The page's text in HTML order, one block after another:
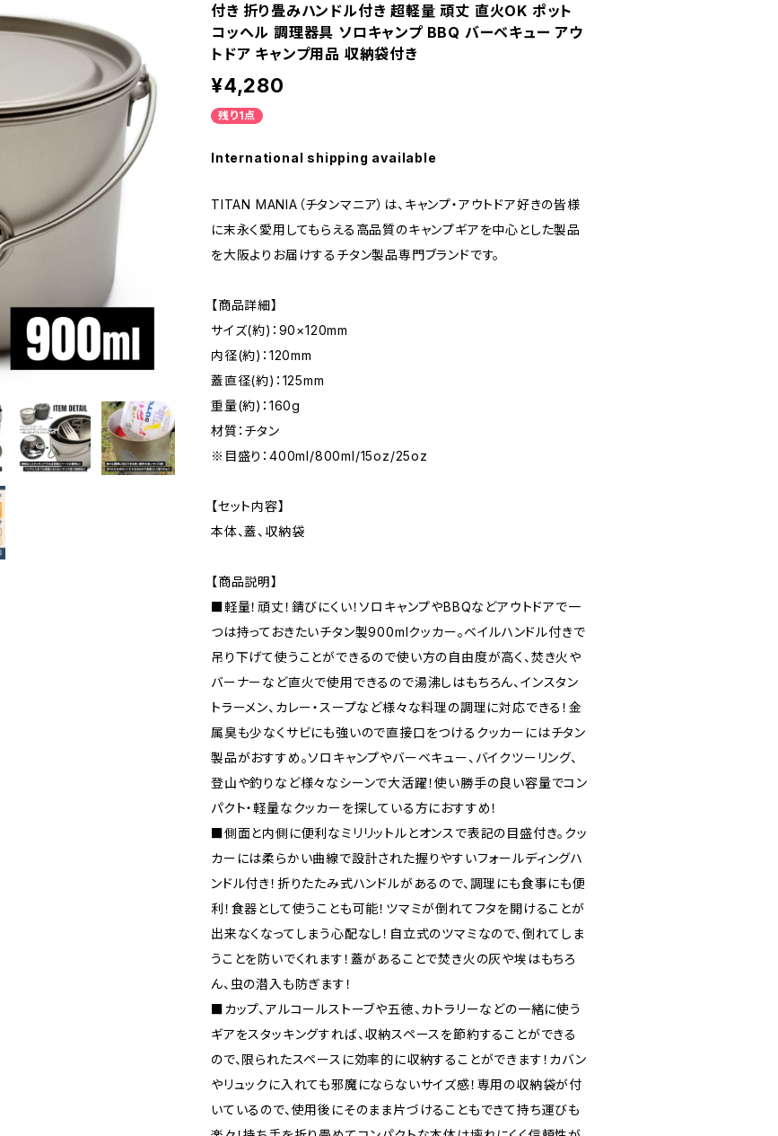
付き 折り畳みハンドル付き 超軽量 頑丈 直火OK ポット
コッヘル 調理器具 ソロキャンプ BBQ バーベキュー アウ
トドア キャンプ用品 収納袋付き
¥4,280
残り1点
International shipping available
TITAN MANIA（チタンマニア）は、キャンプ・アウトドア好きの皆様
に末永く愛用してもらえる高品質のキャンプギアを中心とした製品
を大阪よりお届けするチタン製品専門ブランドです。
【商品詳細】
サイズ(約)：90×120mm
内径(約)：120mm
蓋直径(約)：125mm
重量(約)：160g
材質：チタン
※目盛り：400ml/800ml/15oz/25oz
【セット内容】
本体、蓋、収納袋
【商品説明】
■軽量！頑丈！錆びにくい！ソロキャンプやBBQなどアウトドアで一
つは持っておきたいチタン製900mlクッカー。ベイルハンドル付きで
吊り下げて使うことができるので使い方の自由度が高く、焚き火や
バーナーなど直火で使用できるので湯沸しはもちろん、インスタン
トラーメン、カレー・スープなど様々な料理の調理に対応できる！金
属臭も少なくサビにも強いので直接口をつけるクッカーにはチタン
製品がおすすめ。ソロキャンプやバーベキュー、バイクツーリング、
登山や釣りなど様々なシーンで大活躍！使い勝手の良い容量でコン
パクト・軽量なクッカーを探している方におすすめ！
■側面と内側に便利なミリリットルとオンスで表記の目盛付き。クッ
カーには柔らかい曲線で設計された握りやすいフォールディングハ
ンドル付き！折りたたみ式ハンドルがあるので、調理にも食事にも便
利！食器として使うことも可能！ツマミが倒れてフタを開けることが
出来なくなってしまう心配なし！自立式のツマミなので、倒れてしま
うことを防いでくれます！蓋があることで焚き火の灰や埃はもちろ
ん、虫の潜入も防ぎます！
■カップ、アルコールストーブや五徳、カトラリーなどの一緒に使う
ギアをスタッキングすれば、収納スペースを節約することができる
ので、限られたスペースに効率的に収納することができます！カバン
やリュックに入れても邪魔にならないサイズ感！専用の収納袋が付
いているので、使用後にそのまま片づけることもできて持ち運びも